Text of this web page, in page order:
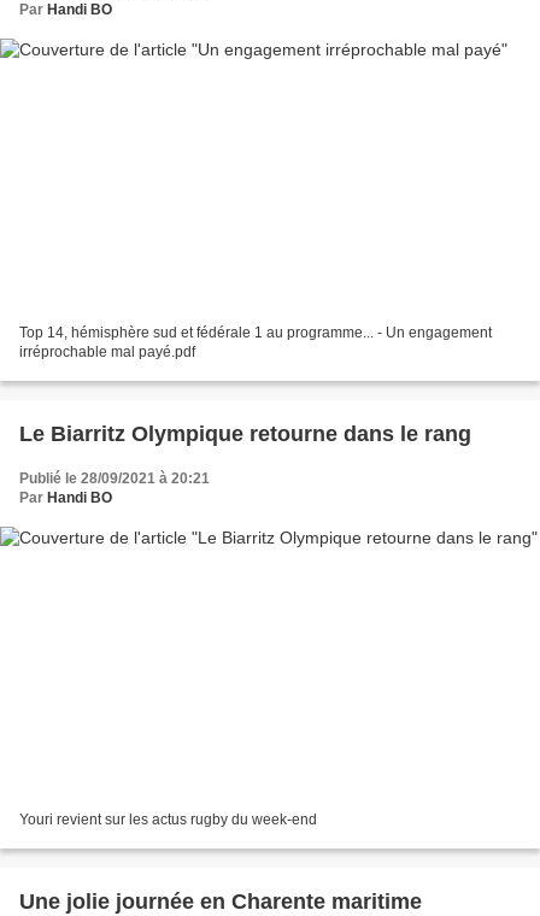
Par Handi BO
Top 14, hémisphère sud et fédérale 1 au programme... - Un engagement
irréprochable mal payé.pdf
Le Biarritz Olympique retourne dans le rang
Publié le 28/09/2021 à 20:21
Par Handi BO
Youri revient sur les actus rugby du week-end
Une jolie journée en Charente maritime